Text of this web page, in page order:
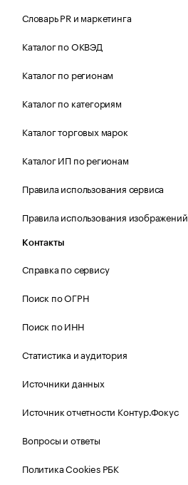
Словарь PR и маркетинга
Каталог по ОКВЭД
Каталог по регионам
Каталог по категориям
Каталог торговых марок
Каталог ИП по регионам
Правила использования сервиса
Правила использования изображений
Контакты
Справка по сервису
Поиск по ОГРН
Поиск по ИНН
Статистика и аудитория
Источники данных
Источник отчетности Контур.Фокус
Вопросы и ответы
Политика Cookies РБК